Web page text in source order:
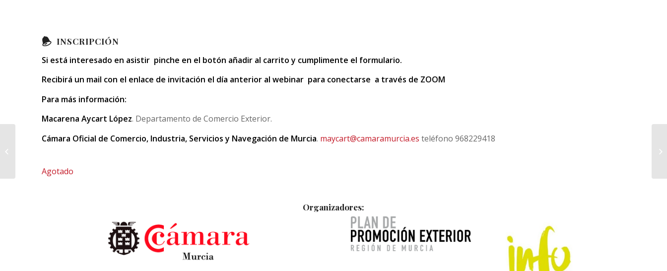
INSCRIPCIÓN
Si está interesado en asistir pinche en el botón añadir al carrito y cumplimente el formulario.
Recibirá un mail con el enlace de invitación el día anterior al webinar para conectarse a través de ZOOM
Para más información:
Macarena Aycart López. Departamento de Comercio Exterior.
Cámara Oficial de Comercio, Industria, Servicios y Navegación de Murcia. maycart@camaramurcia.es teléfono 968229418
Agotado
Organizadores: